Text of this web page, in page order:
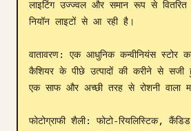
लाइटिंग उज्ज्वल और समान रूप से वितरित
नियॉन लाइटों से आ रही है।
वातावरण: एक आधुनिक कन्वीनियंस स्टोर
कैशियर के पीछे उत्पादों की करीने से सजी
एक साफ और अच्छी तरह से रोशनी वाला
फोटोग्राफी शैली: फोटो-रियलिस्टिक,